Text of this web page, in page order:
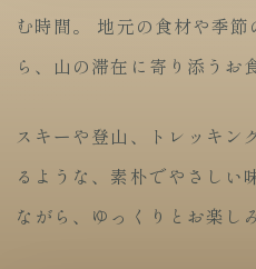
む時間。 地元の食材や季
ら、山の滞在に寄り添うお
スキーや登山、トレッキン
るような、素朴でやさしい
ながら、ゆっくりとお楽し